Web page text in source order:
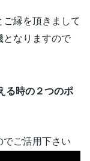
縁を頂きまして
なりますので
る時の２つのポ
ご活用下さい